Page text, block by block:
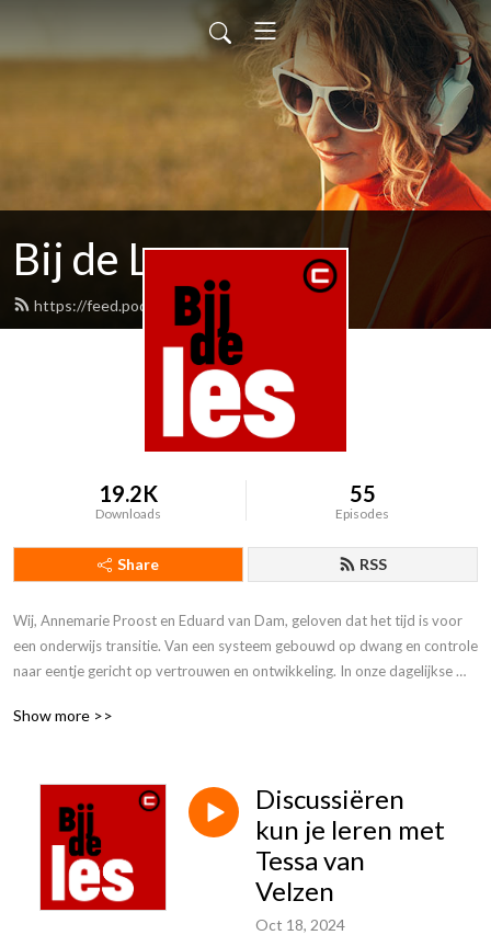
Bij de Les
https://feed.podbean.com/evandam/feed.xml
19.2K
Downloads
55
Episodes
Share RSS
Wij, Annemarie Proost en Eduard van Dam, geloven dat het tijd is voor
een onderwijs transitie. Van een systeem gebouwd op dwang en controle
naar eentje gericht op vertrouwen en ontwikkeling. In onze dagelijkse
school in Amsterdam-West: Cartesius De Plaats. Met onze podcast doen
bij of een bijdrage leveren aan deze transitie.
vragen of opmerkingen? Zoek Annemarie of Eduard op op LinkedIn of
stuur een mailtje naar podcast@cartesius.espritscholen.nl
Show more >>
Discussiëren
kun je leren met
Tessa van
Velzen
Oct 18, 2024